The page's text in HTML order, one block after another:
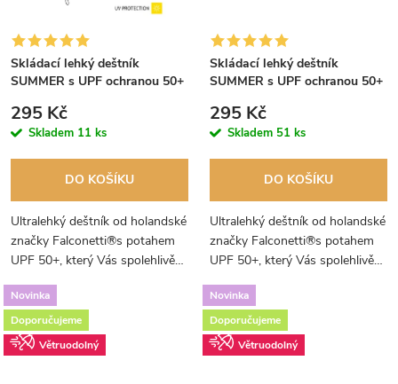
Skládací lehký deštník
SUMMER s UPF ochranou 50+
295 Kč
Skladem 11 ks
DO KOŠÍKU
Ultralehký deštník od holandské
značky Falconetti®s potahem
UPF 50+, který Vás spolehlivě
zářením.
Skládací lehký deštník
SUMMER s UPF ochranou 50+
295 Kč
Skladem 51 ks
DO KOŠÍKU
Ultralehký deštník od holandské
značky Falconetti®s potahem
UPF 50+, který Vás spolehlivě
paprsky.
Novinka
Doporučujeme
Větruodolný
Novinka
Doporučujeme
Větruodolný